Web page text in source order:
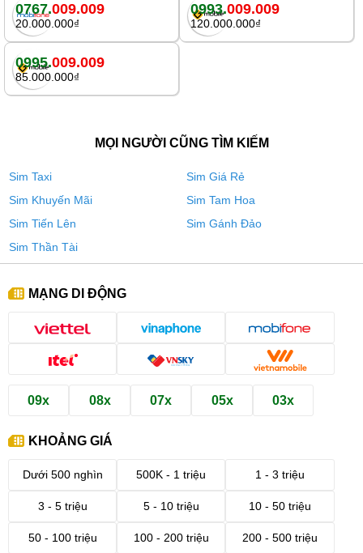
0767.009.009
20.000.000₫
0993.009.009
120.000.000₫
0995.009.009
85.000.000₫
MỌI NGƯỜI CŨNG TÌM KIẾM
Sim Taxi
Sim Giá Rẻ
Sim Khuyến Mãi
Sim Tam Hoa
Sim Tiến Lên
Sim Gánh Đảo
Sim Thần Tài
MẠNG DI ĐỘNG
09x 08x 07x 05x 03x
KHOẢNG GIÁ
Dưới 500 nghìn 500K - 1 triệu 1 - 3 triệu
3 - 5 triệu 5 - 10 triệu 10 - 50 triệu
50 - 100 triệu 100 - 200 triệu 200 - 500 triệu